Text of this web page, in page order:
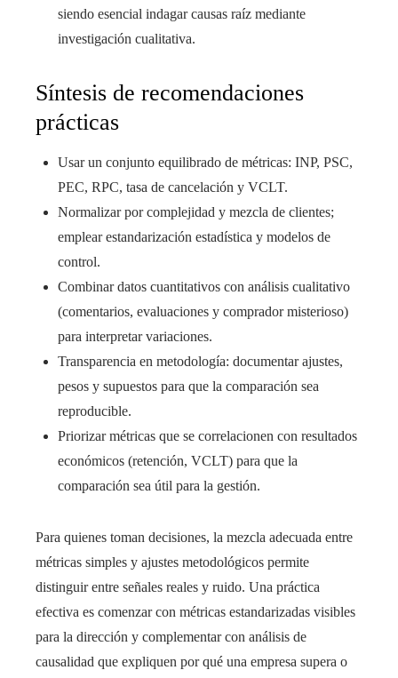
siendo esencial indagar causas raíz mediante
investigación cualitativa.
Síntesis de recomendaciones
prácticas
Usar un conjunto equilibrado de métricas: INP, PSC,
PEC, RPC, tasa de cancelación y VCLT.
Normalizar por complejidad y mezcla de clientes;
emplear estandarización estadística y modelos de
control.
Combinar datos cuantitativos con análisis cualitativo
(comentarios, evaluaciones y comprador misterioso)
para interpretar variaciones.
Transparencia en metodología: documentar ajustes,
pesos y supuestos para que la comparación sea
reproducible.
Priorizar métricas que se correlacionen con resultados
económicos (retención, VCLT) para que la
comparación sea útil para la gestión.
Para quienes toman decisiones, la mezcla adecuada entre
métricas simples y ajustes metodológicos permite
distinguir entre señales reales y ruido. Una práctica
efectiva es comenzar con métricas estandarizadas visibles
para la dirección y complementar con análisis de
causalidad que expliquen por qué una empresa supera o